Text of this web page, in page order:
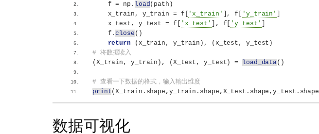
    f = np.
load( path )
    x_train, y_train = f
'x_train' , f 'y_train'
    x_test, y_test = f
'x_test' , f 'y_test'
    f.
close ()
return
( x_train, y_train ) , ( x_test, y_test )
# 将数据读入
( X_train, y_train ) , ( X_test, y_test ) = load_data()
# 查看一下数据的格式，输入输出维度
print(X_train.shape,y_train.shape,X_test.shape,y_test.shape
数据可视化